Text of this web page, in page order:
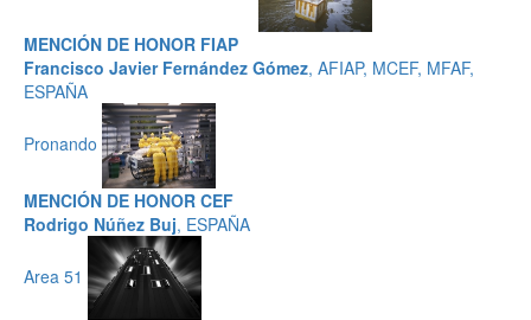
MENCIÓN DE HONOR FIAP
Francisco Javier Fernández Gómez, AFIAP, MCEF, MFAF,
ESPAÑA
Pronando
MENCIÓN DE HONOR CEF
Rodrigo Núñez Buj, ESPAÑA
Area 51